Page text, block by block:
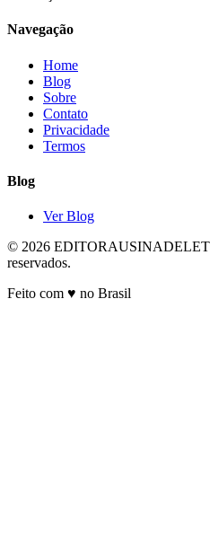
Navegação
Home
Blog
Sobre
Contato
Privacidade
Termos
Blog
Ver Blog
© 2026
reservados.
Feito com ♥ no Brasil